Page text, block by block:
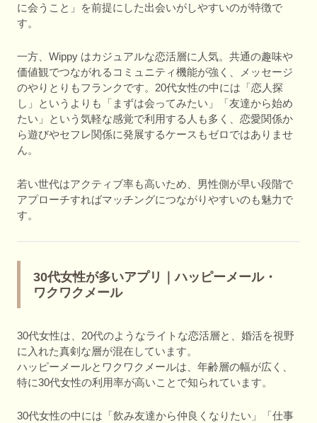
に会うこと」を前提にした出会いがしやすいのが特徴で
す。
一方、Wippy はカジュアルな恋活層に人気。共通の趣味や
価値観でつながれるコミュニティ機能が強く、メッセージ
のやりとりもフランクです。20代女性の中には「恋人探
し」というよりも「まずは会ってみたい」「友達から始め
たい」という気軽な感覚で利用する人も多く、恋愛関係か
ら遊びやセフレ関係に発展するケースもゼロではありませ
ん。
若い世代はアクティブ率も高いため、男性側が早い段階で
アプローチすればマッチングにつながりやすいのも魅力で
す。
30代女性が多いアプリ｜ハッピーメール・
ワクワクメール
30代女性は、20代のようなライトな恋活層と、婚活を視野
に入れた真剣な層が混在しています。
ハッピーメールとワクワクメールは、年齢層の幅が広く、
特に30代女性の利用率が高いことで知られています。
30代女性の中には「飲み友達から仲良くなりたい」「仕事